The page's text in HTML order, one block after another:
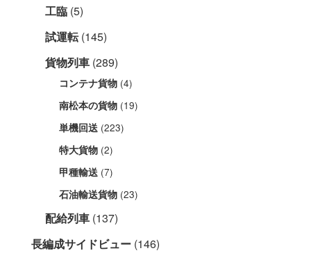
工臨 (5)
試運転(145)
貨物列車 (289)
コンテナ貨物 (4)
南松本の貨物 (19)
単機回送 (223)
特大貨物 (2)
甲種輸送 (7)
石油輸送貨物 (23)
配給列車 (137)
長編成サイドビュー (146)